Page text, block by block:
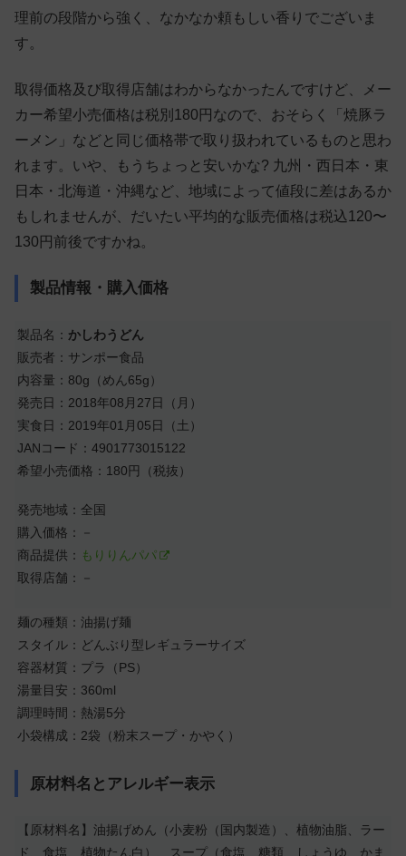
理前の段階から強く、なかなか頼もしい香りでございま
す。
取得価格及び取得店舗はわからなかったんですけど、メー
カー希望小売価格は税別180円なので、おそらく「焼豚ラ
ーメン」などと同じ価格帯で取り扱われているものと思わ
れます。いや、もうちょっと安いかな? 九州・西日本・東
日本・北海道・沖縄など、地域によって値段に差はあるか
もしれませんが、だいたい平均的な販売価格は税込120〜
130円前後ですかね。
製品情報・購入価格
製品名： かしわうどん
販売者：サンポー食品
内容量：80g（めん65g）
発売日：2018年08月27日（月）
実食日：2019年01月05日（土）
JANコード：4901773015122
希望小売価格：180円（税抜）
発売地域：全国
購入価格：－
商品提供： もりりんパパ
取得店舗：－
麺の種類：油揚げ麺
スタイル：どんぶり型レギュラーサイズ
容器材質：プラ（PS）
湯量目安：360ml
調理時間：熱湯5分
小袋構成：2袋（粉末スープ・かやく）
原材料名とアレルギー表示
【原材料名】油揚げめん（小麦粉（国内製造）、植物油脂、ラー
ド、食塩、植物たん白）、スープ（食塩、糖類、しょうゆ、かま